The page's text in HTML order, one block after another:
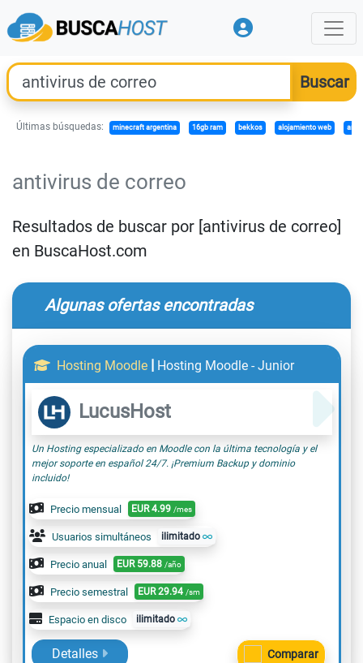
Últimas búsquedas: minecraft argentina 16gb ram bekkos alojamiento web
antivirus de correo
Resultados de buscar por [antivirus de correo]
en BuscaHost.com
Algunas ofertas encontradas
Hosting Moodle | Hosting Moodle - Junior
LucusHost
Un Hosting especializado en Moodle con la última tecnología y el
mejor soporte en español 24/7. ¡Premium Backup y dominio
incluido!
Precio mensual EUR 4.99 /mes
Usuarios simultáneos ilimitado
Precio anual EUR 59.88 /año
Precio semestral EUR 29.94 /sm
Espacio en disco ilimitado
Detalles Comparar